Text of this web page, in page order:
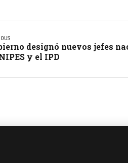
designó nuevos jefes
y el IPD